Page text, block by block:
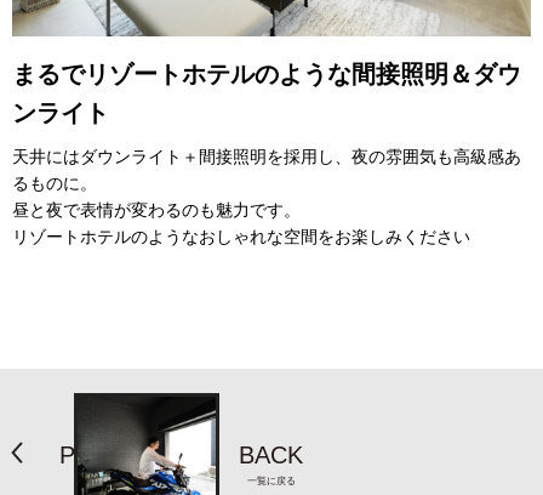
まるでリゾートホテルのような間接照明＆ダウ
ンライト
天井にはダウンライト＋間接照明を採用し、夜の雰囲気も高級感あ
るものに。
昼と夜で表情が変わるのも魅力です。
リゾートホテルのようなおしゃれな空間をお楽しみください
PREV BACK
一覧に戻る